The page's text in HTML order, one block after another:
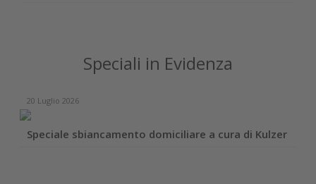
Speciali in Evidenza
domiciliare a cura di Kulzer Case report con